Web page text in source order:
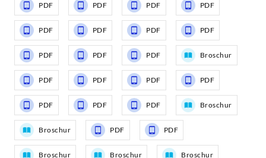
PDF PDF PDF PDF
PDF PDF PDF PDF
PDF PDF PDF Broschur
PDF PDF PDF PDF
PDF PDF PDF Broschur
Broschur PDF PDF
Broschur Broschur Broschur